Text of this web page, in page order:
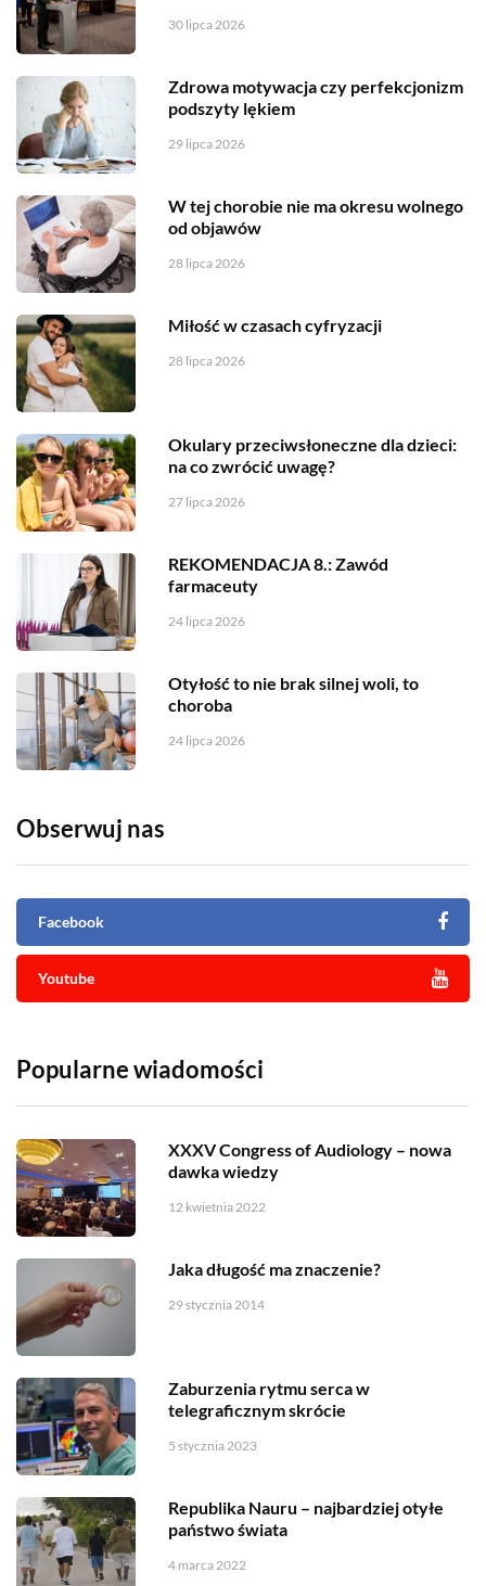
30 lipca 2026
Zdrowa motywacja czy perfekcjonizm
podszyty lękiem
29 lipca 2026
W tej chorobie nie ma okresu wolnego
od objawów
28 lipca 2026
Miłość w czasach cyfryzacji
28 lipca 2026
Okulary przeciwsłoneczne dla dzieci:
na co zwrócić uwagę?
27 lipca 2026
REKOMENDACJA 8.: Zawód
farmaceuty
24 lipca 2026
Otyłość to nie brak silnej woli, to
choroba
24 lipca 2026
Obserwuj nas
Facebook
Youtube
Popularne wiadomości
XXXV Congress of Audiology – nowa
dawka wiedzy
12 kwietnia 2022
Jaka długość ma znaczenie?
29 stycznia 2014
Zaburzenia rytmu serca w
telegraficznym skrócie
5 stycznia 2023
Republika Nauru – najbardziej otyłe
państwo świata
4 marca 2022